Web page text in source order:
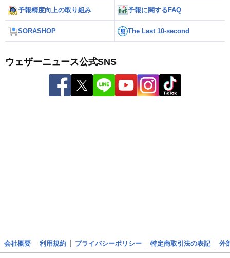
予報精度向上の取り組み 予報に関するFAQ
SORASHOP The Last 10-second
ウェザーニュース公式SNS
会社概要 利用規約 プライバシーポリシー 特定商取引法の表記 外